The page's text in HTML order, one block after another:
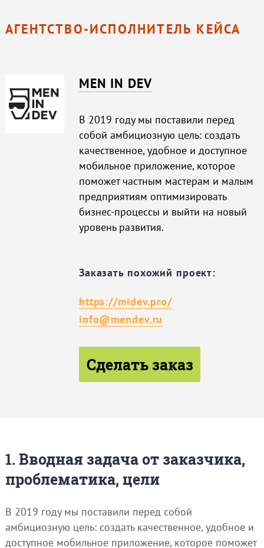
АГЕНТСТВО-ИСПОЛНИТЕЛЬ КЕЙСА
MEN IN DEV
В 2019 году мы поставили перед
собой амбициозную цель: создать
качественное, удобное и доступное
мобильное приложение, которое
поможет частным мастерам и малым
предприятиям оптимизировать
бизнес-процессы и выйти на новый
уровень развития.
Заказать похожий проект:
https://midev.pro/
info@mendev.ru
Сделать заказ
1. Вводная задача от заказчика,
проблематика, цели
В 2019 году мы поставили перед собой
амбициозную цель: создать качественное, удобное и
доступное мобильное приложение, которое поможет